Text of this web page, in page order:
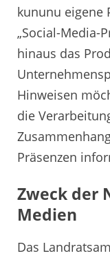
kununu eigene
„Social-Media-
hinaus das
Hinweisen
die
Präsenzen
Zweck der
Medien
Das